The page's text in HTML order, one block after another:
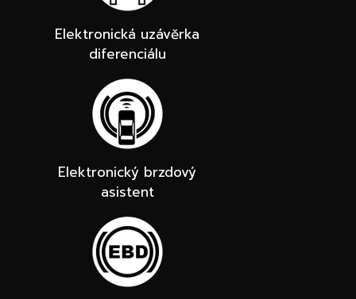
Elektronická uzávěrka
diferenciálu
Elektronický brzdový
asistent